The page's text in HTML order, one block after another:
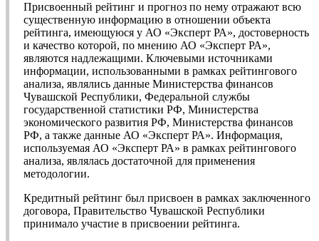
Присвоенный рейтинг и прогноз по нему отражают всю
существенную информацию в отношении объекта
рейтинга, имеющуюся у АО «Эксперт РА», достоверность
и качество которой, по мнению АО «Эксперт РА»,
являются надлежащими. Ключевыми источниками
информации, использованными в рамках рейтингового
анализа, являлись данные Министерства финансов
Чувашской Республики, Федеральной службы
государственной статистики РФ, Министерства
экономического развития РФ, Министерства финансов
РФ, а также данные АО «Эксперт РА». Информация,
используемая АО «Эксперт РА» в рамках рейтингового
анализа, являлась достаточной для применения
методологии.
Кредитный рейтинг был присвоен в рамках заключенного
договора, Правительство Чувашской Республики
принимало участие в присвоении рейтинга.